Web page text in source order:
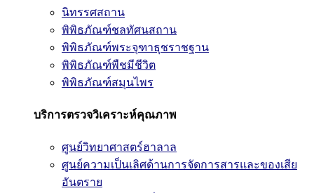
นิทรรศสถาน
พิพิธภัณฑ์ชลทัศนสถาน
พิพิธภัณฑ์พระจุฑาธุชราชฐาน
พิพิธภัณฑ์พืชมีชีวิต
พิพิธภัณฑ์สมุนไพร
บริการตรวจวิเคราะห์คุณภาพ
ศูนย์วิทยาศาสตร์ฮาลาล
ศูนย์ความเป็นเลิศด้านการจัดการสารและของเสีย
อันตราย